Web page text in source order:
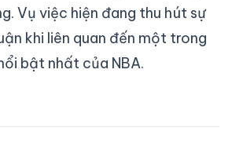
Vụ việc hiện đang thu hút sự
khi liên quan đến một trong
bật nhất của NBA.